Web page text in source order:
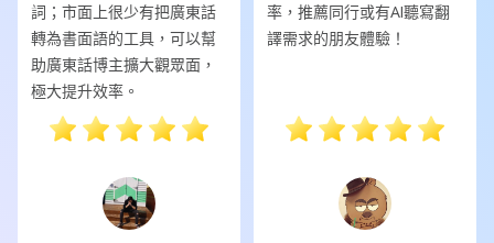
詞；市面上很少有把廣東話
轉為書面語的工具，可以幫
助廣東話博主擴大觀眾面，
極大提升效率。
率，推薦同行或有AI聽寫翻
譯需求的朋友體驗！